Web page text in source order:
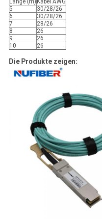
5
30/28/26
6
30/28/26
7
28/26
8
26
9
26
10
26
Die Produkte zeigen: